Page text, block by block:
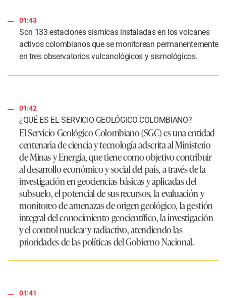
01:43
Son 133 estaciones sísmicas instaladas en los volcanes
activos colombianos que se monitorean permanentemente
en tres observatorios vulcanológicos y sismológicos.
01:42
¿QUÉ ES EL SERVICIO GEOLÓGICO COLOMBIANO?
El Servicio Geológico Colombiano (SGC) es una entidad
centenaria de ciencia y tecnología adscrita al Ministerio
de Minas y Energía, que tiene como objetivo contribuir
al desarrollo económico y social del país, a través de la
investigación en geociencias básicas y aplicadas del
subsuelo, el potencial de sus recursos, la evaluación y
monitoreo de amenazas de origen geológico, la gestión
integral del conocimiento geocientífico, la investigación
y el control nuclear y radiactivo, atendiendo las
prioridades de las políticas del Gobierno Nacional.
01:41